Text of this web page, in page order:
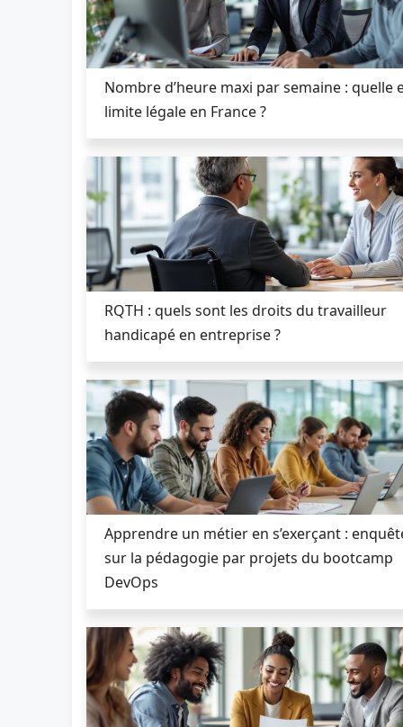
Nombre d’heure maxi par semaine : quelle
limite légale en France ?
RQTH : quels sont les droits du travailleur
handicapé en entreprise ?
Apprendre un métier en s’exerçant :
sur la pédagogie par projets du bootcamp
DevOps